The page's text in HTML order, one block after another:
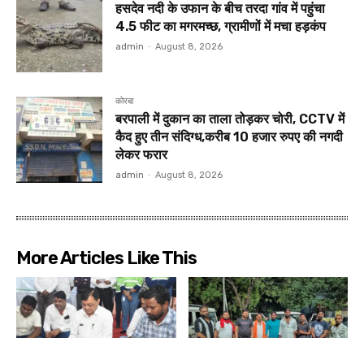
हसदेव नदी के उफान के बीच तरदा गांव में पहुंचा
4.5 फीट का मगरमच्छ, ग्रामीणों में मचा हड़कंप
admin - August 8, 2026
कोरबा
बरपाली में दुकान का ताला तोड़कर चोरी, CCTV में
कैद हुए तीन संदिग्ध,करीब 10 हजार रुपए की नगदी
लेकर फरार
admin - August 8, 2026
More Articles Like This